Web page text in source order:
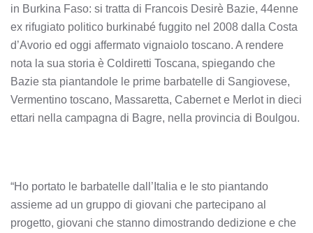
in Burkina Faso: si tratta di Francois Desirè Bazie, 44enne
ex rifugiato politico burkinabé fuggito nel 2008 dalla Costa
d’Avorio ed oggi affermato vignaiolo toscano. A rendere
nota la sua storia è Coldiretti Toscana, spiegando che
Bazie sta piantandole le prime barbatelle di Sangiovese,
Vermentino toscano, Massaretta, Cabernet e Merlot in dieci
ettari nella campagna di Bagre, nella provincia di Boulgou.
“Ho portato le barbatelle dall’Italia e le sto piantando
assieme ad un gruppo di giovani che partecipano al
progetto, giovani che stanno dimostrando dedizione e che